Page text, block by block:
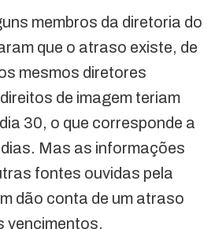
membros da diretoria do
que o atraso existe, de
mesmos diretores
de imagem teriam
30, o que corresponde a
Mas as informações
fontes ouvidas pela
dão conta de um atraso
vencimentos.